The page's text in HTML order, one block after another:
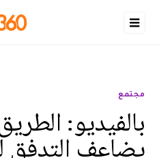
مجتمع
بالفيديو:
يضاعف التدفق